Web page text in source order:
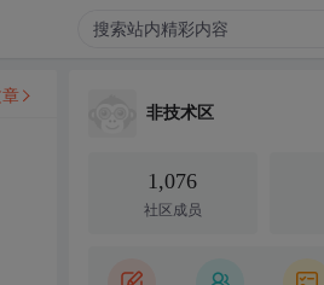
非技术区
1,076
社区成员